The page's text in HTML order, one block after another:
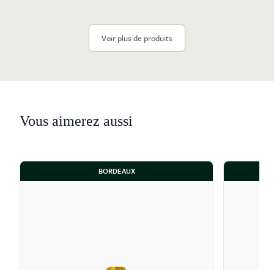
Voir plus de produits
Vous aimerez aussi
BORDEAUX